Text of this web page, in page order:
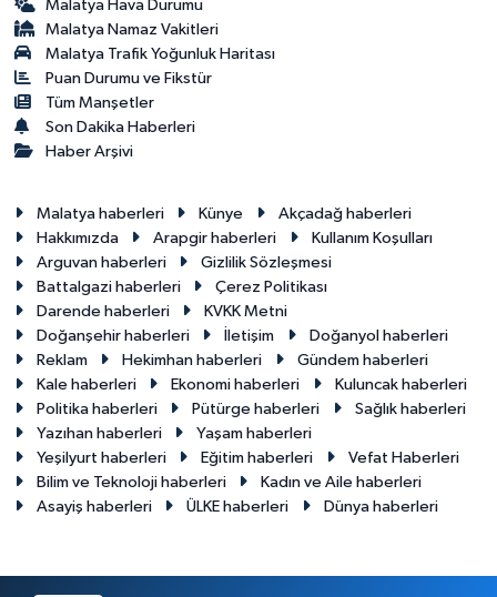
Malatya Hava Durumu
Malatya Namaz Vakitleri
Malatya Trafik Yoğunluk Haritası
Puan Durumu ve Fikstür
Tüm Manşetler
Son Dakika Haberleri
Haber Arşivi
Malatya haberleri Künye
Akçadağ haberleri
Hakkımızda
Arapgir haberleri
Kullanım Koşulları
Arguvan haberleri
Gizlilik Sözleşmesi
Battalgazi haberleri
Çerez Politikası
Darende haberleri
KVKK Metni
Doğanşehir haberleri
İletişim
Doğanyol haberleri
Reklam
Hekimhan haberleri
Gündem haberleri
Kale haberleri
Ekonomi haberleri
Kuluncak haberleri
Politika haberleri
Pütürge haberleri
Sağlık haberleri
Yazıhan haberleri
Yaşam haberleri
Yeşilyurt haberleri
Eğitim haberleri
Vefat Haberleri
Bilim ve Teknoloji haberleri
Kadın ve Aile haberleri
Asayiş haberleri
ÜLKE haberleri Dünya haberleri